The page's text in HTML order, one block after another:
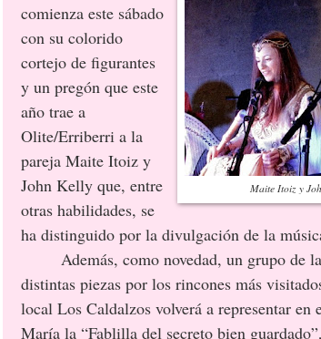
Maite Itoiz y
comienza este sábado
con su colorido
cortejo de figurantes
y un pregón que este
año trae a
Olite/Erriberri a la
pareja Maite Itoiz y
John Kelly que, entre
otras habilidades, se
ha distinguido por la divulgación de la
Además, como novedad, un grupo de la
distintas piezas por los rincones más
local Los Caldalzos volverá a representar en
María la “Fablilla del secreto bien